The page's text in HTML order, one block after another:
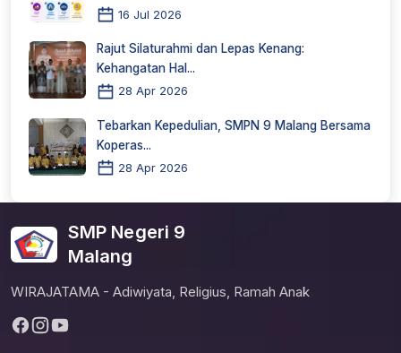
16 Jul 2026
Rajut Silaturahmi dan Lepas Kenang:
Kehangatan Hal...
28 Apr 2026
Tebarkan Kepedulian, SMPN 9 Malang Bersama
Koperas...
28 Apr 2026
SMP Negeri 9
Malang
WIRAJATAMA - Adiwiyata, Religius, Ramah Anak